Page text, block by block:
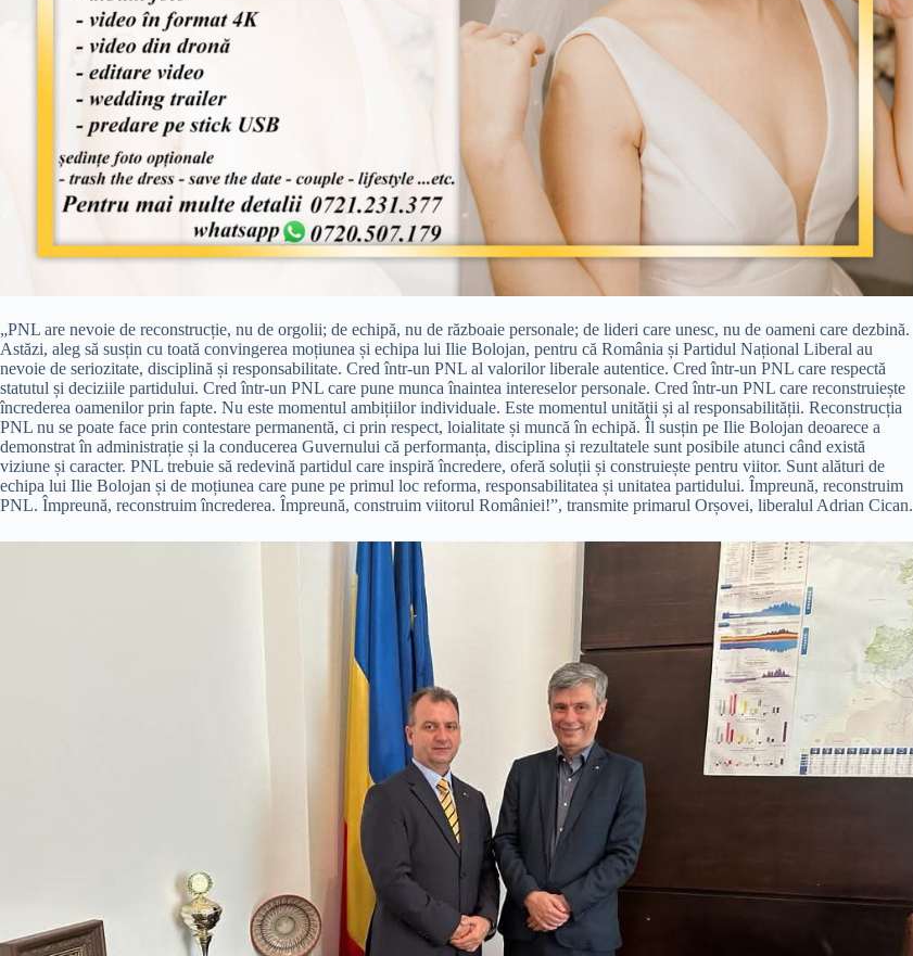
„PNL are nevoie de reconstrucție, nu de orgolii; de echipă, nu de războaie personale; de lideri care unesc, nu de oameni care dezbină.
Astăzi, aleg să susțin cu toată convingerea moțiunea și echipa lui Ilie Bolojan, pentru că România și Partidul Național Liberal au
nevoie de seriozitate, disciplină și responsabilitate. Cred într-un PNL al valorilor liberale autentice. Cred într-un PNL care respectă
statutul și deciziile partidului. Cred într-un PNL care pune munca înaintea intereselor personale. Cred într-un PNL care reconstruiește
încrederea oamenilor prin fapte. Nu este momentul ambițiilor individuale. Este momentul unității și al responsabilității. Reconstrucția
PNL nu se poate face prin contestare permanentă, ci prin respect, loialitate și muncă în echipă. Îl susțin pe Ilie Bolojan deoarece a
demonstrat în administrație și la conducerea Guvernului că performanța, disciplina și rezultatele sunt posibile atunci când există
viziune și caracter. PNL trebuie să redevină partidul care inspiră încredere, oferă soluții și construiește pentru viitor. Sunt alături de
echipa lui Ilie Bolojan și de moțiunea care pune pe primul loc reforma, responsabilitatea și unitatea partidului. Împreună, reconstruim
PNL. Împreună, reconstruim încrederea. Împreună, construim viitorul României!”, transmite primarul Orșovei, liberalul Adrian Cican.